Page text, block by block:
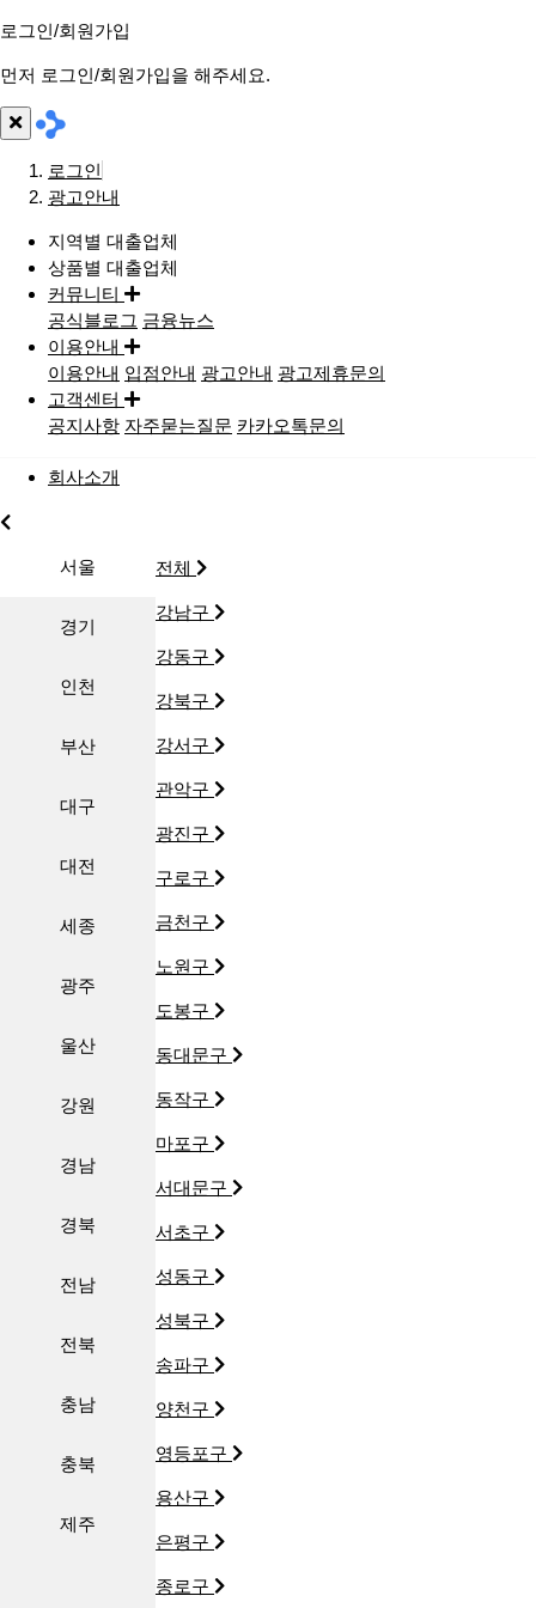
로그인/회원가입
먼저 로그인/회원가입을 해주세요.
로그인
광고안내
지역별 대출업체
상품별 대출업체
커뮤니티
공식블로그 금융뉴스
이용안내
이용안내 입점안내 광고안내 광고제휴문의
고객센터
공지사항 자주묻는질문 카카오톡문의
회사소개
서울
경기
인천
부산
대구
대전
세종
광주
울산
강원
경남
경북
전남
전북
충남
충북
제주
전체
강남구
강동구
강북구
강서구
관악구
광진구
구로구
금천구
노원구
도봉구
동대문구
동작구
마포구
서대문구
서초구
성동구
성북구
송파구
양천구
영등포구
용산구
은평구
종로구